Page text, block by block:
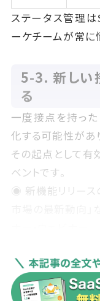
ステータス管理は
ーケチームが常に
5‑3. 新し
る
一度接点を持った
化する可能性があ
その起点として有
ベントです。
◉ 新機能リリー
「検討当時にはな
きたい理由」を提